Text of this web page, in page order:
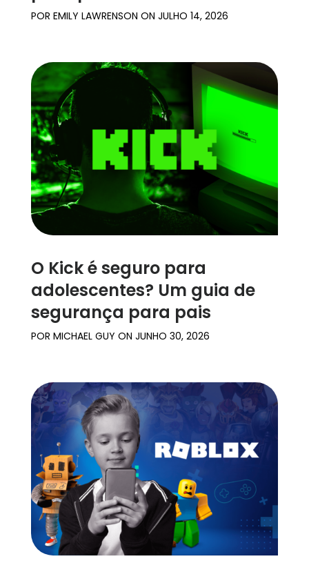
POR EMILY LAWRENSON ON JULHO 14, 2026
O Kick é seguro para
adolescentes? Um guia de
segurança para pais
POR MICHAEL GUY ON JUNHO 30, 2026